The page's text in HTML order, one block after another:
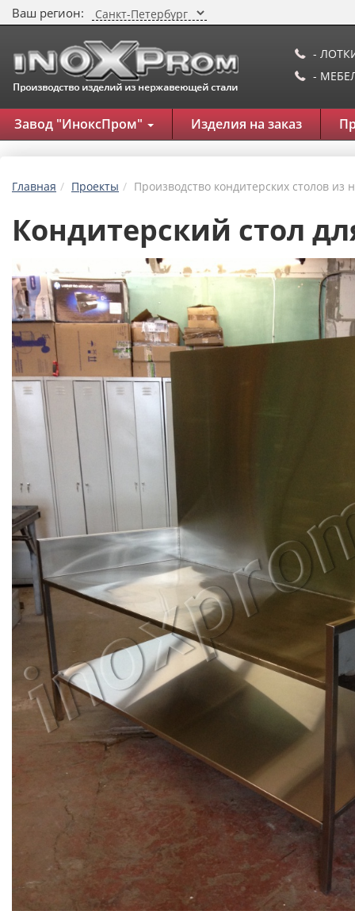
Ваш регион:
-
-
Завод "ИноксПром" Изделия на заказ
Главная Проекты Производство кондитерских столов
Кондитерский стол